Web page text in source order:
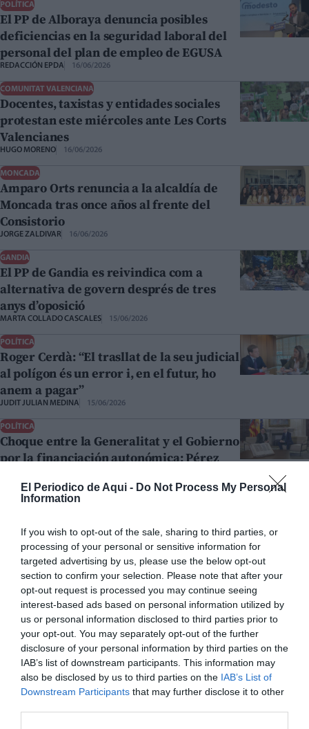
El Periodico de Aqui - Do Not Process My Personal
Information
If you wish to opt-out of the sale, sharing to third parties, or
processing of your personal or sensitive information for
targeted advertising by us, please use the below opt-out
section to confirm your selection. Please note that after your
opt-out request is processed you may continue seeing
interest-based ads based on personal information utilized by
us or personal information disclosed to third parties prior to
your opt-out. You may separately opt-out of the further
disclosure of your personal information by third parties on the
IAB’s list of downstream participants. This information may
also be disclosed by us to third parties on the IAB’s List of
Downstream Participants that may further disclose it to other
POLÍTICA
El PP de Alboraya denuncia posibles
deficiencias en la seguridad laboral del
personal del plan de empleo de EGUSA
REDACCIÓN EPDA 16/06/2026
COMUNITAT VALENCIANA
Docentes, taxistas y entidades sociales
protestan este miércoles ante Les Corts
Valencianes
HUGO MORENO 16/06/2026
MONCADA
Amparo Orts renuncia a la alcaldía de
Moncada tras once años al frente del
Consistorio
JORGE ZALDIVAR 16/06/2026
GANDIA
El PP de Gandia es reivindica com a
alternativa de govern després de tres
anys d’oposició
MARTA COLLADO CASCALES 15/06/2026
POLÍTICA
Roger Cerdà: “El trasllat de la seu judicial
al polígon és un error i, en el futur, ho
anem a pagar”
JUDIT JULIAN MEDINA 15/06/2026
POLÍTICA
Choque entre la Generalitat y el Gobierno
por la financiación autonómica: Pérez
ministro le pide que no ponga "excusas"
HUGO MORENO 15/06/2026
MEDIO AMBIENTE
El PSPV propone una red provincial de
refugios climáticos y pide activar un
Cecopi ante el riesgo de calor extremo
SARA DE LA FUENTE 15/06/2026
¿LOS PARTIDOS Y LOS POLÍTICOS
PUEDEN SER PRESCINDIBLES EN UN
FUTURO ?
JOSU IMANOL DELGADO Y UGARTE 14/06/2026
POLÍTICA
La Fiscalía pide más de ocho años de